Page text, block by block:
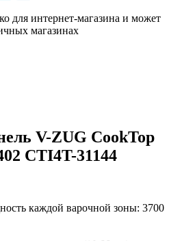
для интернет-магазина и может
магазинах
V-ZUG CookTop
CTI4T-31144
каждой варочной зоны: 3700